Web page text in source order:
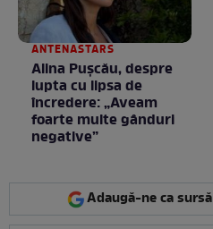
ANTENASTARS
Alina Pușcău, despre
lupta cu lipsa de
încredere: „Aveam
foarte multe gânduri
negative”
Adaugă-ne ca